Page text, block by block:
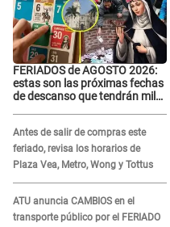
FERIADOS de AGOSTO 2026:
estas son las próximas fechas
de descanso que tendrán miles
Antes de salir de compras este
feriado, revisa los horarios de
Plaza Vea, Metro, Wong y Tottus
ATU anuncia CAMBIOS en el
transporte público por el FERIADO